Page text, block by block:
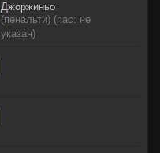
Джоржиньо
(пенальти) (пас: не
указан)